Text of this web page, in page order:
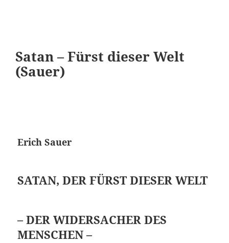
Satan – Fürst dieser Welt
(Sauer)
Erich Sauer
SATAN, DER FÜRST DIESER WELT
– DER WIDERSACHER DES
MENSCHEN –